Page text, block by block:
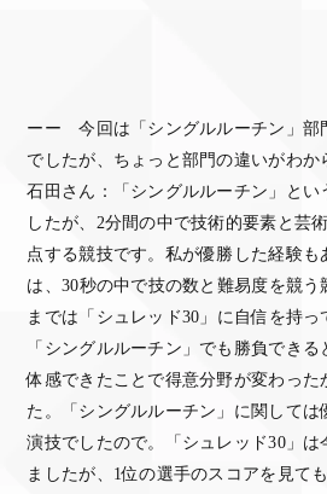
ーー 今回は「シングルルーチン」部
でしたが、ちょっと部門の違いがわか
石田さん：「シングルルーチン」とい
したが、2分間の中で技術的要素と芸
点する競技です。私が優勝した経験も
は、30秒の中で技の数と難易度を競
までは「シュレッド30」に自信を持
「シングルルーチン」でも勝負でき
体感できたことで得意分野が変わった
た。「シングルルーチン」に関して
演技でしたので。「シュレッド30」は
ましたが、1位の選手のスコアを見て